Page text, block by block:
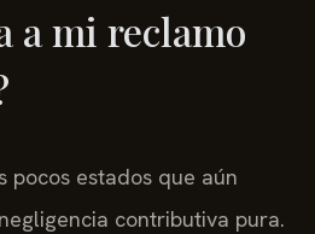
a mi reclamo
pocos estados que aún
contributiva pura.